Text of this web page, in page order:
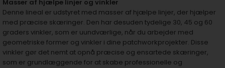
Masser af hjælpe linjer og vinkler
Denne lineal er udstyret med masser af hjælpe linjer, der hjælper
med præcise skæringer. Den har desuden tydelige 30, 45 og 60
graders vinkler, som er uundværlige, når du arbejder med
geometriske former og vinkler i dine patchworkprojekter. Disse
vinkler gør det nemt at opnå præcise og ensartede skæringer,
som er grundlæggende for at skabe professionelle og